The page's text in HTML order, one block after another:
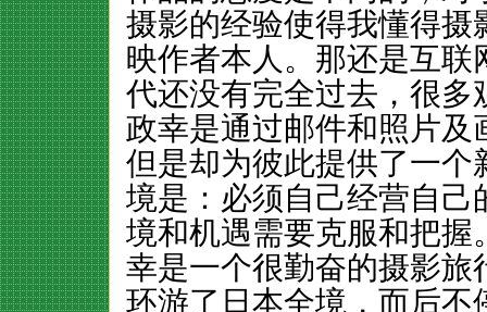
摄影的经验使得我懂得
映作者本人。那还是互
代还没有完全过去，很
政幸是通过邮件和照片
但是却为彼此提供了一
境是：必须自己经营自
境和机遇需要克服和把
幸是一个很勤奋的摄影
环游了日本全境，而后